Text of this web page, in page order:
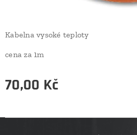
Kabelna vysoké teploty
cena za 1m
70,00 Kč